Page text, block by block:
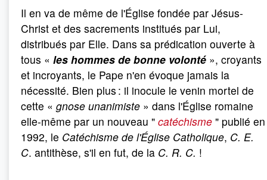
Il en va de même de l'Église fondée par Jésus-
Christ et des sacrements institués par Lui,
distribués par Elle. Dans sa prédication ouverte à
tous « les hommes de bonne volonté », croyants
et incroyants, le Pape n'en évoque jamais la
nécessité. Bien plus : il inocule le venin mortel de
cette « gnose unanimiste » dans l'Église romaine
elle-même par un nouveau " catéchisme " publié en
1992, le Catéchisme de l'Église Catholique, C. E.
C. antithèse, s'il en fut, de la C. R. C. !